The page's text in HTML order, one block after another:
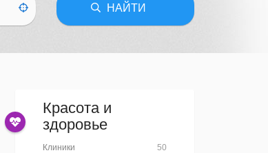
НАЙТИ
Красота и
здоровье
50
Клиники